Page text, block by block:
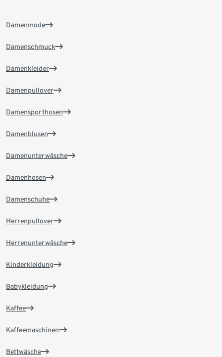
Damenmode
Damenschmuck
Damenkleider
Damenpullover
Damensporthosen
Damenblusen
Damenunterwäsche
Damenhosen
Damenschuhe
Herrenpullover
Herrenunterwäsche
Kinderkleidung
Babykleidung
Kaffee
Kaffeemaschinen
Bettwäsche